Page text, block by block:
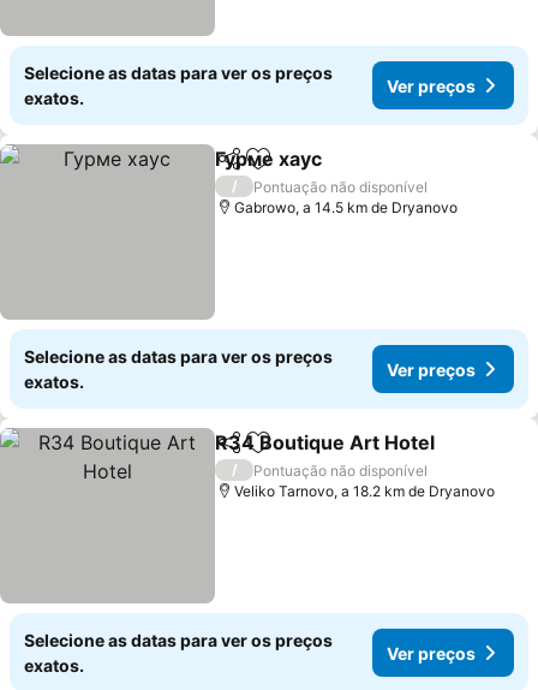
Selecione as datas para ver os preços
exatos.
Ver preços
PartilharAdicionar aos favoritos
Гурме хаус
/
Pontuação não disponível
Gabrowo, a 14.5 km de Dryanovo
Selecione as datas para ver os preços
exatos.
Ver preços
PartilharAdicionar aos favoritos
R34 Boutique Art Hotel
/
Pontuação não disponível
Veliko Tarnovo, a 18.2 km de Dryanovo
Selecione as datas para ver os preços
exatos.
Ver preços